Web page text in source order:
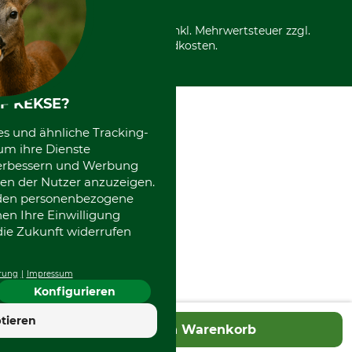
In den Warenkorb
Entsorgung und Umwelt
Datenschutz Print
Über uns
Community
International
Kooperationen
Alle Preise in Euro und inkl. Mehrwertsteuer zzgl.
Versandkosten.
KEKSE?
und ähnliche Tracking-
ihre Dienste
und Werbung
der Nutzer anzuzeigen.
personenbezogene
Ihre Einwilligung
Zukunft widerrufen
Impressum
Konfigurieren